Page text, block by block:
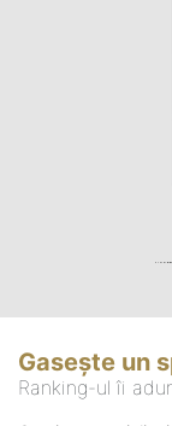
Gasește un
Ranking-ul îi